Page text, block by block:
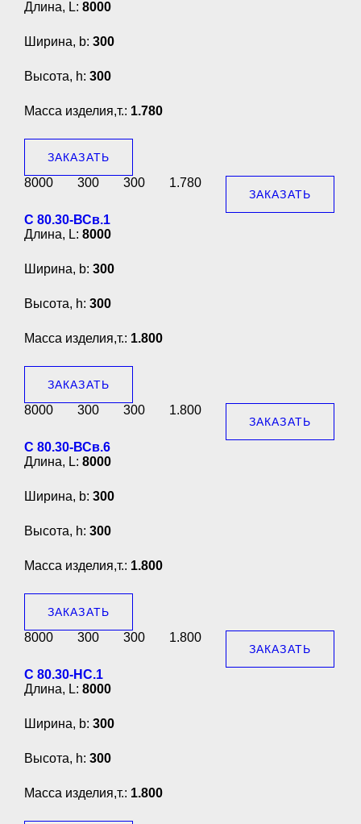
Длина, L: 8000
Ширина, b: 300
Высота, h: 300
Масса изделия,т.: 1.780
ЗАКАЗАТЬ
8000 300 300 1.780
ЗАКАЗАТЬ
С 80.30-ВСв.1
Длина, L: 8000
Ширина, b: 300
Высота, h: 300
Масса изделия,т.: 1.800
ЗАКАЗАТЬ
8000 300 300 1.800
ЗАКАЗАТЬ
С 80.30-ВСв.6
Длина, L: 8000
Ширина, b: 300
Высота, h: 300
Масса изделия,т.: 1.800
ЗАКАЗАТЬ
8000 300 300 1.800
ЗАКАЗАТЬ
С 80.30-НС.1
Длина, L: 8000
Ширина, b: 300
Высота, h: 300
Масса изделия,т.: 1.800